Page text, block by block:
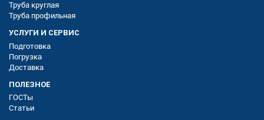
Труба круглая
Труба профильная
УСЛУГИ И СЕРВИС
Подготовка
Погрузка
Доставка
ПОЛЕЗНОЕ
ГОСТы
Статьи